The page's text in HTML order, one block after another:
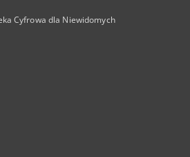
Cyfrowa dla Niewidomych